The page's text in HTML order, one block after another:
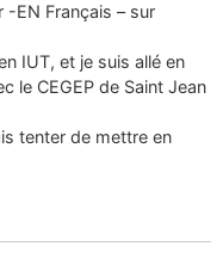
-EN Français – sur
IUT, et je suis allé en
le CEGEP de Saint Jean
tenter de mettre en